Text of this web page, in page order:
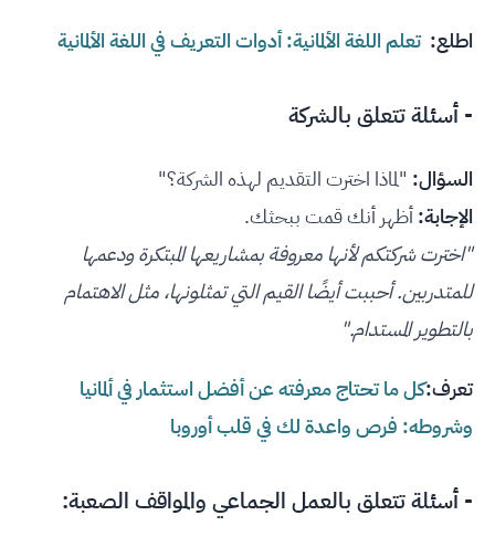
اطلع:تعلم اللغة الألمانية: أدوات التعريف في اللغة الألمانية
- أسئلة تتعلق بالشركة
السؤال: "لماذا اخترت التقديم لهذه الشركة؟"
الإجابة:أظهر أنك قمت ببحثك.
"اخترت شركتكم لأنها معروفة بمشاريعها المبتكرة ودعمها
للمتدربين. أحببت أيضًا القيم التي تمثلونها، مثل الاهتمام
بالتطوير المستدام."
تعرف:كل ما تحتاج معرفته عن أفضل استثمار في ألمانيا
وشروطه: فرص واعدة لك في قلب أوروبا
- أسئلة تتعلق بالعمل الجماعي والمواقف الصعبة: